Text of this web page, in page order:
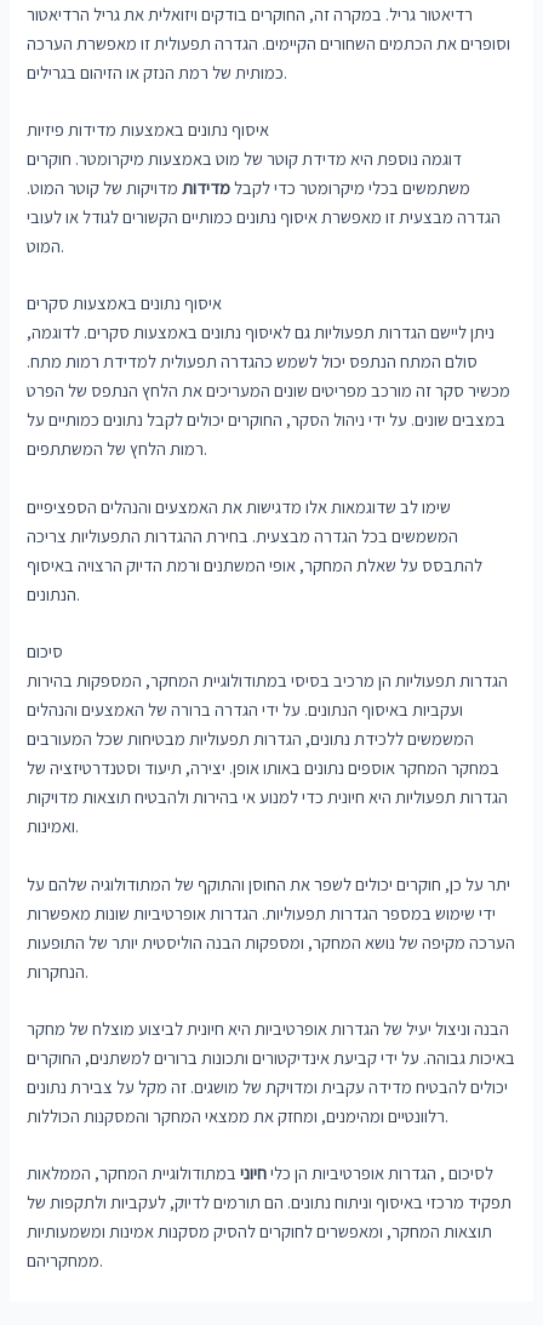
רדיאטור גריל. במקרה זה, החוקרים בודקים ויזואלית את גריל הרדיאטור
וסופרים את הכתמים השחורים הקיימים. הגדרה תפעולית זו מאפשרת הערכה
כמותית של רמת הנזק או הזיהום בגרילים.
איסוף נתונים באמצעות מדידות פיזיות
דוגמה נוספת היא מדידת קוטר של מוט באמצעות מיקרומטר. חוקרים
משתמשים בכלי מיקרומטר כדי לקבלמדידותמדויקות של קוטר המוט.
הגדרה מבצעית זו מאפשרת איסוף נתונים כמותיים הקשורים לגודל או לעובי
המוט.
איסוף נתונים באמצעות סקרים
ניתן ליישם הגדרות תפעוליות גם לאיסוף נתונים באמצעות סקרים. לדוגמה,
סולם המתח הנתפס יכול לשמש כהגדרה תפעולית למדידת רמות מתח.
מכשיר סקר זה מורכב מפריטים שונים המעריכים את הלחץ הנתפס של הפרט
במצבים שונים. על ידי ניהול הסקר, החוקרים יכולים לקבל נתונים כמותיים על
רמות הלחץ של המשתתפים.
שימו לב שדוגמאות אלו מדגישות את האמצעים והנהלים הספציפיים
המשמשים בכל הגדרה מבצעית. בחירת ההגדרות התפעוליות צריכה
להתבסס על שאלת המחקר, אופי המשתנים ורמת הדיוק הרצויה באיסוף
הנתונים.
סיכום
הגדרות תפעוליות הן מרכיב בסיסי במתודולוגיית המחקר, המספקות בהירות
ועקביות באיסוף הנתונים. על ידי הגדרה ברורה של האמצעים והנהלים
המשמשים ללכידת נתונים, הגדרות תפעוליות מבטיחות שכל המעורבים
במחקר המחקר אוספים נתונים באותו אופן. יצירה, תיעוד וסטנדרטיזציה של
הגדרות תפעוליות היא חיונית כדי למנוע אי בהירות ולהבטיח תוצאות מדויקות
ואמינות.
יתר על כן, חוקרים יכולים לשפר את החוסן והתוקף של המתודולוגיה שלהם על
ידי שימוש במספר הגדרות תפעוליות. הגדרות אופרטיביות שונות מאפשרות
הערכה מקיפה של נושא המחקר, ומספקות הבנה הוליסטית יותר של התופעות
הנחקרות.
הבנה וניצול יעיל של הגדרות אופרטיביות היא חיונית לביצוע מוצלח של מחקר
באיכות גבוהה. על ידי קביעת אינדיקטורים ותכונות ברורים למשתנים, החוקרים
יכולים להבטיח מדידה עקבית ומדויקת של מושגים. זה מקל על צבירת נתונים
רלוונטיים ומהימנים, ומחזק את ממצאי המחקר והמסקנות הכוללות.
לסיכום , הגדרות אופרטיביות הן כליחיוניבמתודולוגיית המחקר, הממלאות
תפקיד מרכזי באיסוף וניתוח נתונים. הם תורמים לדיוק, לעקביות ולתקפות של
תוצאות המחקר, ומאפשרים לחוקרים להסיק מסקנות אמינות ומשמעותיות
ממחקריהם.